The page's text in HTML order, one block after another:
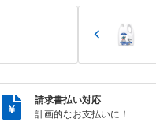
請求書払い対応
計画的なお支払いに！